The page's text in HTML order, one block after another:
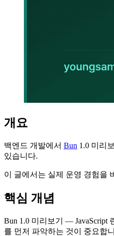
개요
백엔드 개발에서 Bun 1.0 미리
있습니다.
이 글에서는 실제 운영 경험을
핵심 개념
Bun 1.0 미리보기 — JavaScript
를 먼저 파악하는 것이 중요합